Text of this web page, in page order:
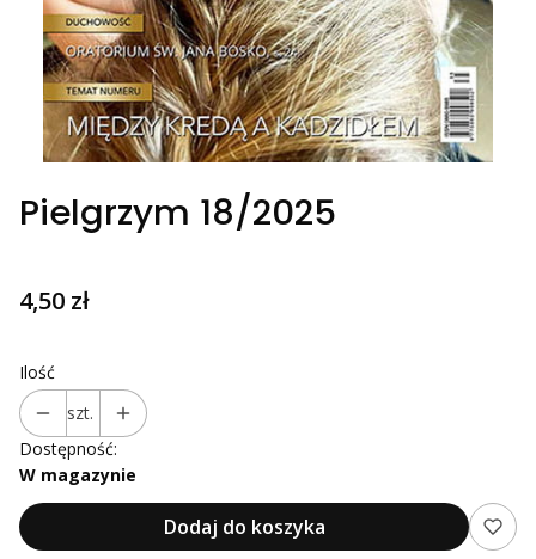
Pielgrzym 18/2025
Cena
4,50 zł
Ilość
szt.
Dostępność:
W magazynie
Dodaj do koszyka